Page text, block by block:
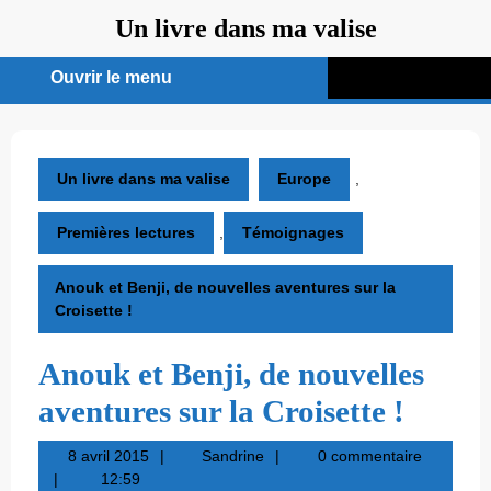
contenu
Un livre dans ma valise
Ouvrir le menu
menu
Un livre dans ma valise Europe
Premières lectures Témoignages
Anouk et Benji, de nouvelles aventures sur la
Croisette !
Anouk et Benji, de nouvelles
aventures sur la Croisette !
8 avril 20158
SandrineSandrine0 commentaire
12:59